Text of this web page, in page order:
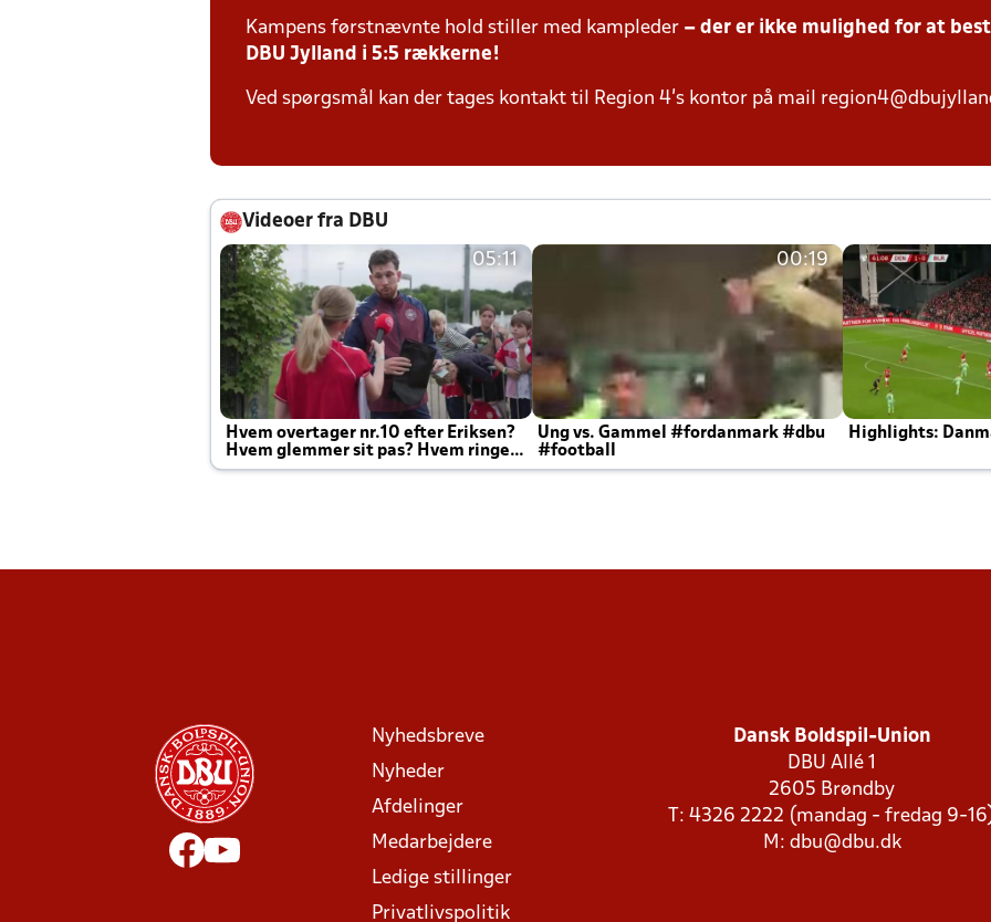
Kampens førstnævnte hold stiller med kampleder – der er ikke mulighed for at
DBU Jylland i 5:5 rækkerne!
Ved spørgsmål kan der tages kontakt til Region 4's kontor på mail
Videoer fra DBU
05:11
Hvem overtager nr.10 efter Eriksen?
Hvem glemmer sit pas? Hvem ringer
Joachim altid til efter kampe?
00:19
Ung vs. Gammel #fordanmark #dbu
#football
Highlights:
Nyhedsbreve
Nyheder
Afdelinger
Medarbejdere
Ledige stillinger
Privatlivspolitik
Dansk Boldspil-Union
DBU Allé 1
2605 Brøndby
T: 4326 2222 (mandag - fredag 9-
M: dbu@dbu.dk